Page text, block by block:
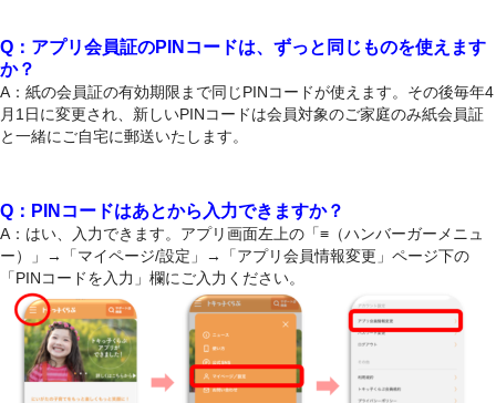
Q：アプリ会員証のPINコードは、ずっと同じものを使えます
か？
A：紙の会員証の有効期限まで同じPINコードが使えます。その後毎年4
月1日に変更され、新しいPINコードは会員対象のご家庭のみ紙会員証
と一緒にご自宅に郵送いたします。
Q：PINコードはあとから入力できますか？
A：はい、入力できます。アプリ画面左上の「≡（ハンバーガーメニュ
ー）」→「マイページ/設定」→「アプリ会員情報変更」ページ下の
「PINコードを入力」欄にご入力ください。